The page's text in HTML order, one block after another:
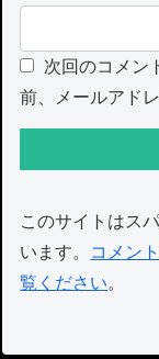
次回のコメン
前、メールアド
このサイトはス
います。
コメン
覧ください。